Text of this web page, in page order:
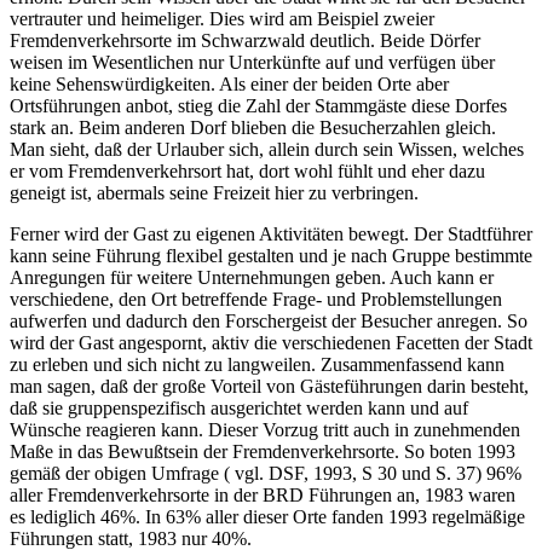
vertrauter und heimeliger. Dies wird am Beispiel zweier
Fremdenverkehrsorte im Schwarzwald deutlich. Beide Dörfer
weisen im Wesentlichen nur Unterkünfte auf und verfügen über
keine Sehenswürdigkeiten. Als einer der beiden Orte aber
Ortsführungen anbot, stieg die Zahl der Stammgäste diese Dorfes
stark an. Beim anderen Dorf blieben die Besucherzahlen gleich.
Man sieht, daß der Urlauber sich, allein durch sein Wissen, welches
er vom Fremdenverkehrsort hat, dort wohl fühlt und eher dazu
geneigt ist, abermals seine Freizeit hier zu verbringen.
Ferner wird der Gast zu eigenen Aktivitäten bewegt. Der Stadtführer
kann seine Führung flexibel gestalten und je nach Gruppe bestimmte
Anregungen für weitere Unternehmungen geben. Auch kann er
verschiedene, den Ort betreffende Frage- und Problemstellungen
aufwerfen und dadurch den Forschergeist der Besucher anregen. So
wird der Gast angespornt, aktiv die verschiedenen Facetten der Stadt
zu erleben und sich nicht zu langweilen. Zusammenfassend kann
man sagen, daß der große Vorteil von Gästeführungen darin besteht,
daß sie gruppenspezifisch ausgerichtet werden kann und auf
Wünsche reagieren kann. Dieser Vorzug tritt auch in zunehmenden
Maße in das Bewußtsein der Fremdenverkehrsorte. So boten 1993
gemäß der obigen Umfrage ( vgl. DSF, 1993, S 30 und S. 37) 96%
aller Fremdenverkehrsorte in der BRD Führungen an, 1983 waren
es lediglich 46%. In 63% aller dieser Orte fanden 1993 regelmäßige
Führungen statt, 1983 nur 40%.